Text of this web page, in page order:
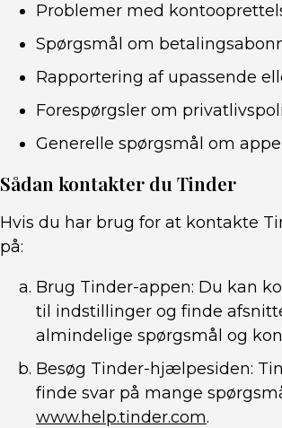
Problemer med
Spørgsmål om
Rapportering af upassende
Forespørgsler om
Generelle spørgsmål om
Sådan kontakter du Tinder
Hvis du har brug for at kontakte
på:
Brug Tinder-appen: Du kan
til indstillinger og finde
almindelige spørgsmål og
Besøg Tinder-hjælpesiden:
finde svar på mange
www.help.tinder.com.